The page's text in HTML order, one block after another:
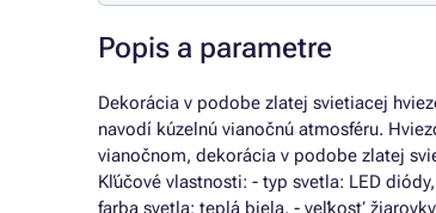
Popis a parametre
Dekorácia v podobe zlatej svietiacej
navodí kúzelnú vianočnú atmosféru.
vianočnom, dekorácia v podobe zlatej
Kľúčové vlastnosti: - typ svetla: LED
farba svetla: teplá biela, - veľkosť